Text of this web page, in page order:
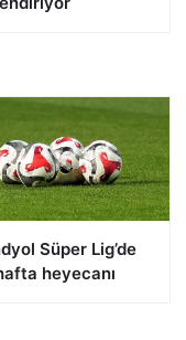
Süper Lig’de
heyecanı